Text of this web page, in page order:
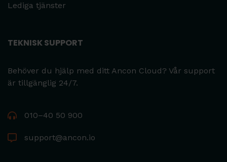
Lediga tjänster
TEKNISK SUPPORT
Behöver du hjälp med ditt Ancon Cloud? Vår support
är tillgänglig 24/7.
010–40 50 900
support@ancon.io